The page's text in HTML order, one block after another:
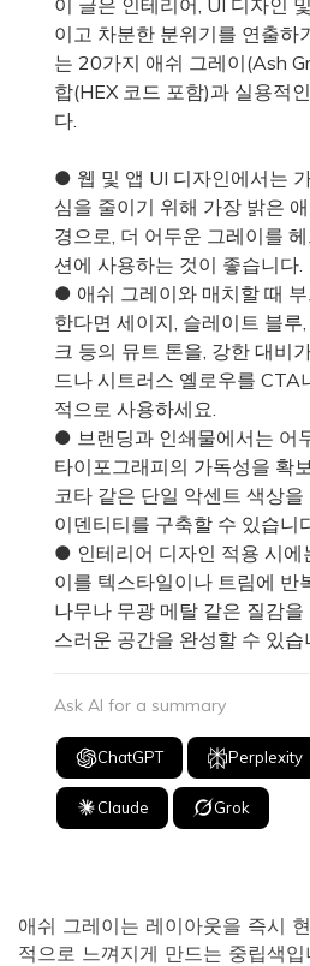
이고 차분한 분위기를 연출하
는 20가지 애쉬 그레이(Ash
합(HEX 코드 포함)과 실용적
다.
● 웹 및 앱 UI 디자인에서는
심을 줄이기 위해 가장 밝은
경으로, 더 어두운 그레이를
션에 사용하는 것이 좋습니다.
● 애쉬 그레이와 매치할 때
한다면 세이지, 슬레이트 블루
크 등의 뮤트 톤을, 강한 대비
드나 시트러스 옐로우를 CTA
적으로 사용하세요.
● 브랜딩과 인쇄물에서는 어
타이포그래피의 가독성을 확
코타 같은 단일 악센트 색상
이덴티티를 구축할 수 있습니
● 인테리어 디자인 적용 시에
이를 텍스타일이나 트림에 반
나무나 무광 메탈 같은 질감
스러운 공간을 완성할 수 있습
Ask AI for a summary
ChatGPT Perplexity
Claude Grok
애쉬 그레이는 레이아웃을 즉시
적으로 느껴지게 만드는 중립색